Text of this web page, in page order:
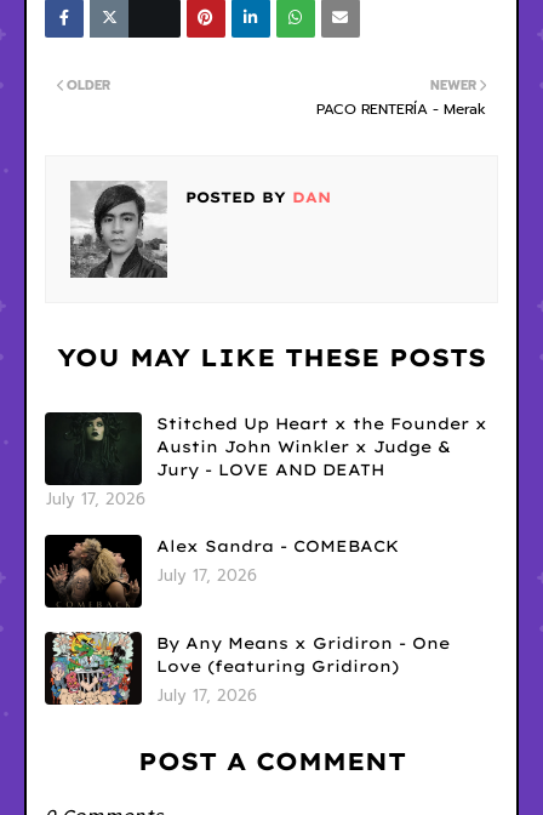
NEWER
PACO RENTERÍA - Merak
OLDER
POSTED BY DAN
YOU MAY LIKE THESE POSTS
Stitched Up Heart x the Founder x
Austin John Winkler x Judge &
Jury - LOVE AND DEATH
July 17, 2026
Alex Sandra - COMEBACK
July 17, 2026
By Any Means x Gridiron - One
Love (featuring Gridiron)
July 17, 2026
POST A COMMENT